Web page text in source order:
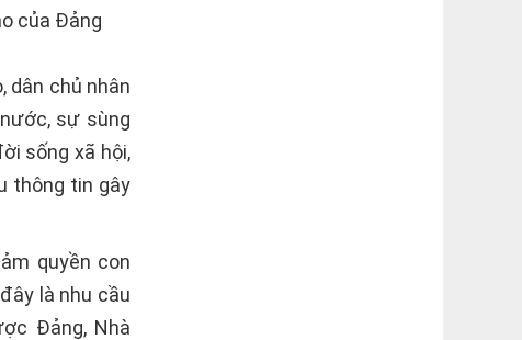
của Ðảng
dân chủ nhân
sự sùng
sống xã hội,
thông tin gây
quyền con
là nhu cầu
Ðảng, Nhà